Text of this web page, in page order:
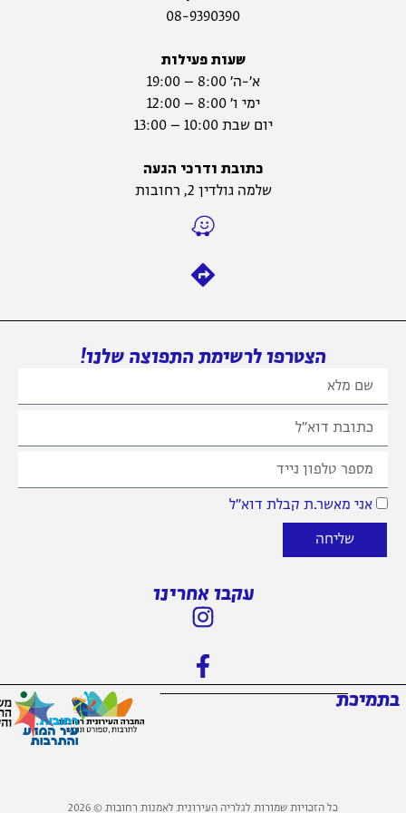
08-9390390
שעות פעילות
יום שבת 10:00 – 13:00
כתובת ודרכי הגעה
שלמה גולדין 2, רחובות
הצטרפו לרשימת התפוצה שלנו!
מאשר.ת קבלת דוא״ל
עקבו אחרינו
כל הזכויות שמורות לגלריה העירונית לאמנות רחובות © 2026